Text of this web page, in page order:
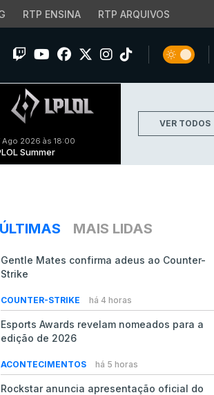
RTP ENSINA RTP ARQUIVOS
Ago 2026 às 18:00
Summer
VER TODOS
ÚLTIMAS MAIS LIDAS
Gentle Mates confirma adeus ao Counter-
Strike
COUNTER-STRIKE há 4 horas
Esports Awards revelam nomeados para a
edição de 2026
ACONTECIMENTOS há 5 horas
Rockstar anuncia apresentação oficial do